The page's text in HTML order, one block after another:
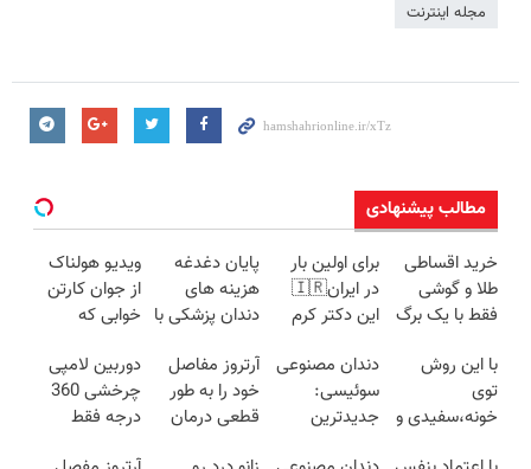
مجله اینترنت
مطالب پیشنهادی
خرید اقساطی
طلا و گوشی
فقط با یک برگ
برای اولین بار
در ایران🇮🇷
این دکتر کرم
روزه ساخت!
پایان دغدغه
هزینه های
دندان پزشکی با
کننده خانگی
ویدیو هولناک
از جوان کارتن
خوابی که
آموزش رایگان
با این روش
توی
خونه،سفیدی و
دندان مصنوعی
سوئیسی:
جدیدترین
آرتروز مفاصل
خود را به طور
قطعی درمان
دوربین لامپی
چرخشی 360
درجه فقط